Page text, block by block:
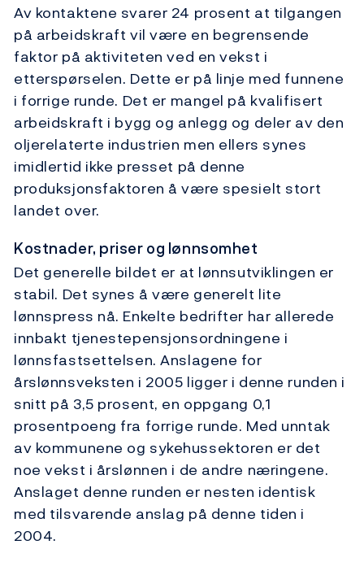
Av kontaktene svarer 24 prosent at tilgangen
på arbeidskraft vil være en begrensende
faktor på aktiviteten ved en vekst i
etterspørselen. Dette er på linje med funnene
i forrige runde. Det er mangel på kvalifisert
arbeidskraft i bygg og anlegg og deler av den
oljerelaterte industrien men ellers synes
imidlertid ikke presset på denne
produksjonsfaktoren å være spesielt stort
landet over.
Kostnader, priser og lønnsomhet
Det generelle bildet er at lønnsutviklingen er
stabil. Det synes å være generelt lite
lønnspress nå. Enkelte bedrifter har allerede
innbakt tjenestepensjonsordningene i
lønnsfastsettelsen. Anslagene for
årslønnsveksten i 2005 ligger i denne runden i
snitt på 3,5 prosent, en oppgang 0,1
prosentpoeng fra forrige runde. Med unntak
av kommunene og sykehussektoren er det
noe vekst i årslønnen i de andre næringene.
Anslaget denne runden er nesten identisk
med tilsvarende anslag på denne tiden i
2004.